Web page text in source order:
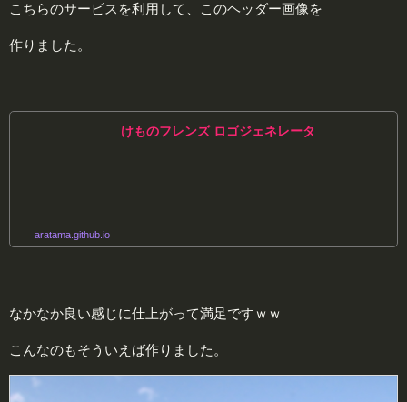
こちらのサービスを利用して、このヘッダー画像を
作りました。
けものフレンズ ロゴジェネレータ
aratama.github.io
なかなか良い感じに仕上がって満足ですｗｗ
こんなのもそういえば作りました。